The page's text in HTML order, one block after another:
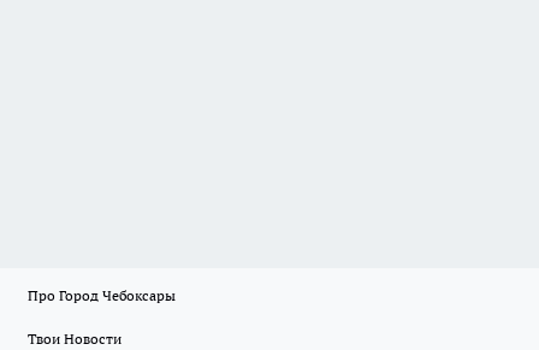
Про Город Чебоксары
Твои Новости